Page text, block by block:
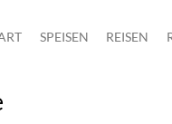
SPEISEN REISEN